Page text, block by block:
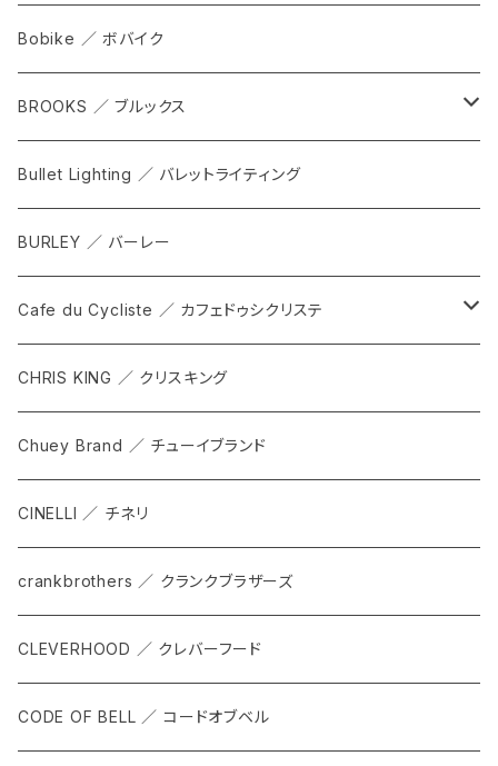
FORGE
WPT TOTE
CITADEL
WPRT
DEX
GRIP SLING
SHADOW
KOMPAK
TKS
SACOCHE
ACCESSORY
Bobike ／ ボバイク
BROOKS ／ ブルックス
ALL
サドル
カンビウム
メンテナンス
Bullet Lighting ／ バレットライティング
BURLEY ／ バーレー
Cafe du Cycliste ／ カフェドゥシクリステ
ALL
TOPS
BOTTOMS
ACCESORRIES
RIDE ACCESORRIES
CHRIS KING ／ クリスキング
Chuey Brand ／ チューイブランド
CINELLI ／ チネリ
crankbrothers ／ クランクブラザーズ
CLEVERHOOD ／ クレバーフード
CODE OF BELL ／ コードオブベル